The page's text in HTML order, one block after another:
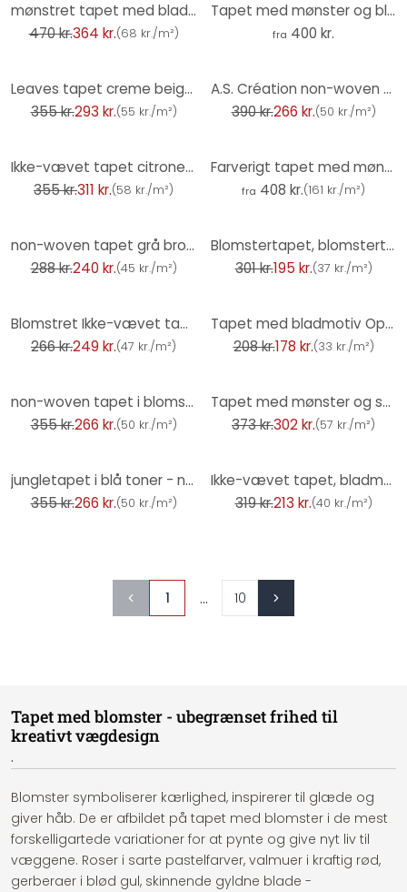
mønstret tapet med blade og græs khakigrøn - jungle non-woven tapet
470 kr.364 kr.(68 kr./m²)
Tapet med mønster og bladdesign - tropiske blade i junglens lyserøde farve - Bloomery Decor
fra 400 kr.
Leaves tapet creme beige - Ikke-vævet tapet med grafisk bladmønster
355 kr.293 kr.(55 kr./m²)
A.S. Création non-woven tapet BOS - blomstret tapet rød, sort, pink, hvid, sort
390 kr.266 kr.(50 kr./m²)
Ikke-vævet tapet citroner, blade blomstret natur mat i beige
355 kr.311 kr.(58 kr./m²)
Farverigt tapet med mønster af vilde blomster - Ikke-vævet tapet - UN Designs
fra 408 kr.(161 kr./m²)
non-woven tapet grå bronze blomster til stue soveværelse køkken marburg tapet
288 kr.240 kr.(45 kr./m²)
Blomstertapet, blomstertapet, Erismann Martinique turkis non-woven tapet
301 kr.195 kr.(37 kr./m²)
Blomstret Ikke-vævet tapet med lyseblå prægning - struktureret tapet med et delikat blomstermønster
266 kr.249 kr.(47 kr./m²)
Tapet med bladmotiv Opus green
208 kr.178 kr.(33 kr./m²)
non-woven tapet i blomsterdesign beige brun - grafisk tapet med blade
355 kr.266 kr.(50 kr./m²)
Tapet med mønster og sommerfugle sort grå - Ikke-vævet tapet naturmotiv
373 kr.302 kr.(57 kr./m²)
jungletapet i blå toner - non-woven med fin tekstur - vægdekoration
355 kr.266 kr.(50 kr./m²)
Ikke-vævet tapet, bladmotiv-tapet Secret Garden rose
319 kr.213 kr.(40 kr./m²)
1 ... 10
Tapet med blomster - ubegrænset frihed til
kreativt vægdesign
.
Blomster symboliserer kærlighed, inspirerer til glæde og
giver håb. De er afbildet på tapet med blomster i de mest
forskelligartede variationer for at pynte og give nyt liv til
væggene. Roser i sarte pastelfarver, valmuer i kraftig rød,
gerberaer i blød gul, skinnende gyldne blade -